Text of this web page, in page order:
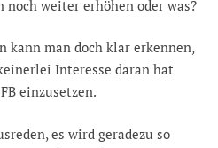
noch weiter erhöhen oder was?
kann man doch klar erkennen,
Interesse daran hat
einzusetzen.
es wird geradezu so